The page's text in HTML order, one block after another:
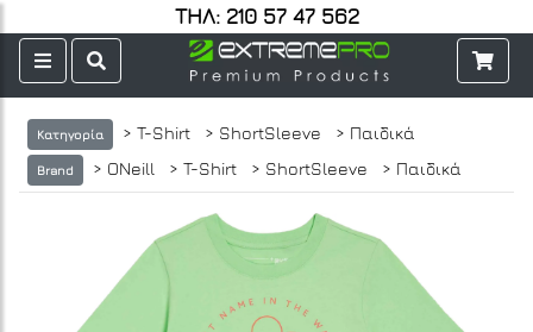
ΤΗΛ: 210 57 47 562
Κατηγορία > T-Shirt > ShortSleeve > Παιδικά
Brand > ONeill > T-Shirt > ShortSleeve > Παιδικά